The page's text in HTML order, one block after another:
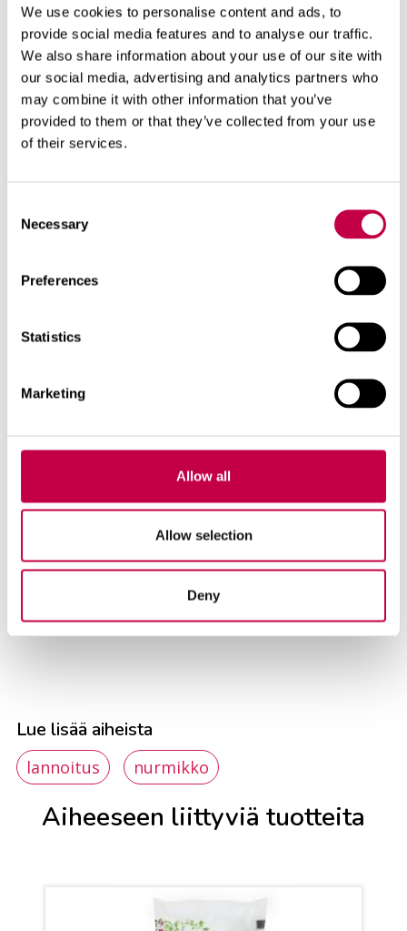
We use cookies to personalise content and ads, to
provide social media features and to analyse our traffic.
We also share information about your use of our site with
our social media, advertising and analytics partners who
may combine it with other information that you’ve
provided to them or that they’ve collected from your use
of their services.
Selection
Necessary
Preferences
Statistics
Marketing
Allow all
Allow selection
Deny
jyrätään ennen kylvämistä. Paras kylvöaika on
toukokuussa ja kesäkuun alussa, jolloin maassa
on vielä luontaista kosteutta. Nurmikon voi
kylvää myös syksyllä, elokuusta syyskuun
puoliväliin asti, jolloin nurmiheinät ehtivät
taimettua ennen pakkasia.
nurmikentän yli. Siemeniä varataan noin 2–3
kg/100 m². Kylvön jälkeen siemenet peitetään
Maan pH-tason nostamiseen käytetään
nopeavaikutteista Biolan Puutarhakalkkia.
Lue lisää aiheista
lannoitus nurmikko
Aiheeseen liittyviä tuotteita